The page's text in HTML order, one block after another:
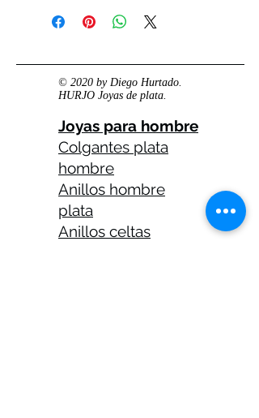
© 2020 by Diego Hurtado.
HURJO Joyas de plata.
Joyas para hombre
Colgantes plata
hombre
Anillos hombre
plata
Anillos celtas